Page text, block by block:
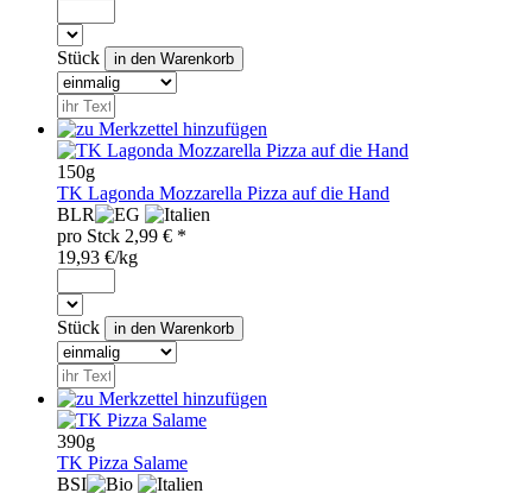
Stück
150g
TK Lagonda Mozzarella Pizza auf die Hand
BLR
pro Stck 2,99 € *
19,93 €/kg
Stück
390g
TK Pizza Salame
BSI